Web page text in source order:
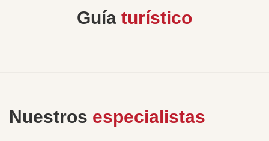
Guía turístico
Nuestros especialistas